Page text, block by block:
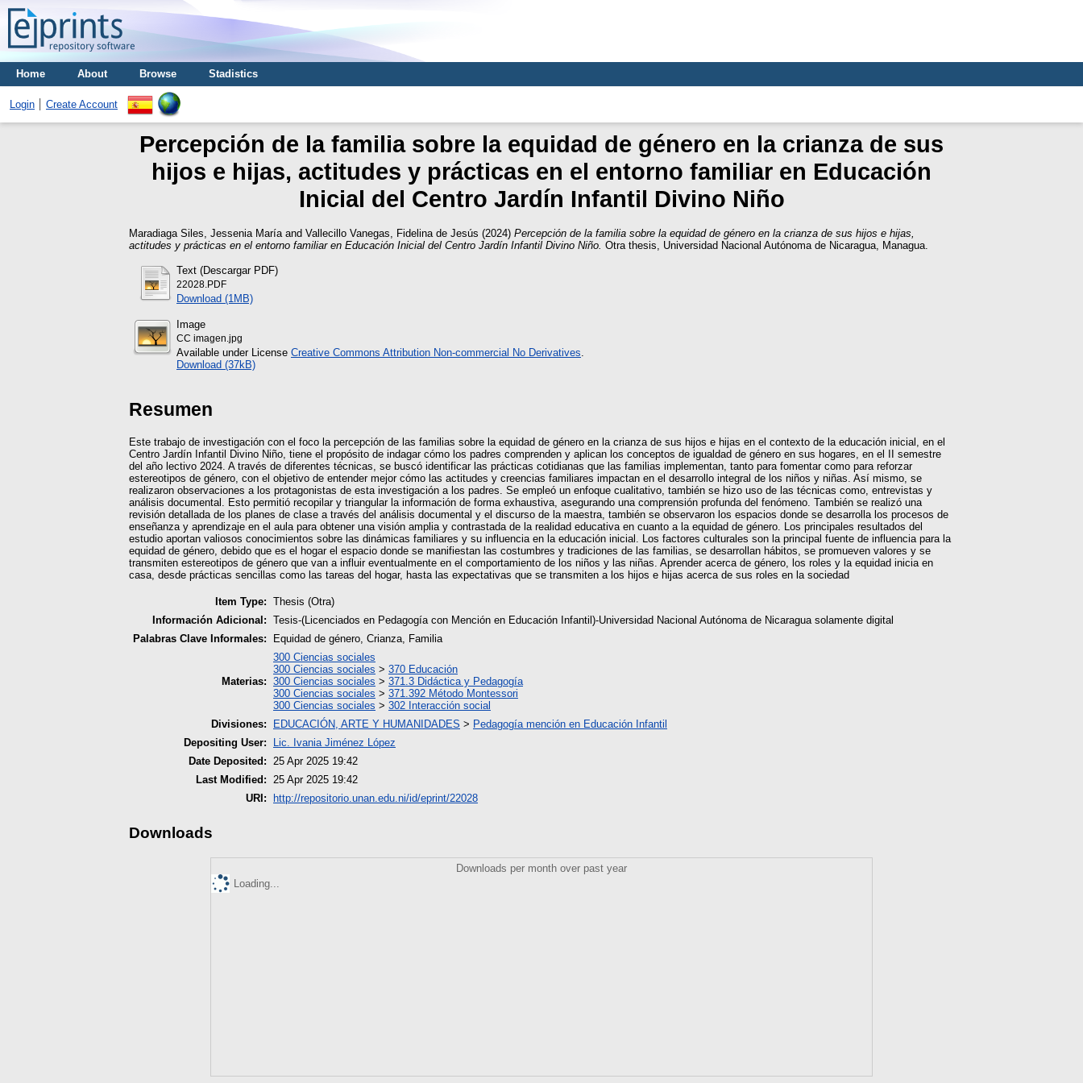
Home About Browse Stadistics
Login Create Account
Percepción de la familia sobre la equidad de género en la crianza de sus
hijos e hijas, actitudes y prácticas en el entorno familiar en Educación
Inicial del Centro Jardín Infantil Divino Niño
Maradiaga Siles, Jessenia María and Vallecillo Vanegas, Fidelina de Jesús (2024) Percepción de la familia sobre la equidad de género en la crianza de sus hijos e hijas,
actitudes y prácticas en el entorno familiar en Educación Inicial del Centro Jardín Infantil Divino Niño. Otra thesis, Universidad Nacional Autónoma de Nicaragua, Managua.
Text (Descargar PDF)
22028.PDF
Download (1MB)
Image
CC imagen.jpg
Available under License Creative Commons Attribution Non-commercial No Derivatives
Download (37kB)
Resumen
Este trabajo de investigación con el foco la percepción de las familias sobre la equidad de género en la crianza de sus hijos e hijas en el contexto de la educación inicial, en el
Centro Jardín Infantil Divino Niño, tiene el propósito de indagar cómo los padres comprenden y aplican los conceptos de igualdad de género en sus hogares, en el II semestre
del año lectivo 2024. A través de diferentes técnicas, se buscó identificar las prácticas cotidianas que las familias implementan, tanto para fomentar como para reforzar
estereotipos de género, con el objetivo de entender mejor cómo las actitudes y creencias familiares impactan en el desarrollo integral de los niños y niñas. Así mismo, se
realizaron observaciones a los protagonistas de esta investigación a los padres. Se empleó un enfoque cualitativo, también se hizo uso de las técnicas como, entrevistas y
análisis documental. Esto permitió recopilar y triangular la información de forma exhaustiva, asegurando una comprensión profunda del fenómeno. También se realizó una
revisión detallada de los planes de clase a través del análisis documental y el discurso de la maestra, también se observaron los espacios donde se desarrolla los procesos de
enseñanza y aprendizaje en el aula para obtener una visión amplia y contrastada de la realidad educativa en cuanto a la equidad de género. Los principales resultados del
estudio aportan valiosos conocimientos sobre las dinámicas familiares y su influencia en la educación inicial. Los factores culturales son la principal fuente de influencia para la
equidad de género, debido que es el hogar el espacio donde se manifiestan las costumbres y tradiciones de las familias, se desarrollan hábitos, se promueven valores y se
transmiten estereotipos de género que van a influir eventualmente en el comportamiento de los niños y las niñas. Aprender acerca de género, los roles y la equidad inicia en
casa, desde prácticas sencillas como las tareas del hogar, hasta las expectativas que se transmiten a los hijos e hijas acerca de sus roles en la sociedad
Item Type: Thesis (Otra)
Información Adicional: Tesis-(Licenciados en Pedagogía con Mención en Educación Infantil)-Universidad Nacional Autónoma de Nicaragua solamente digital
Palabras Clave Informales:
Equidad de género, Crianza, Familia
Materias:
300 Ciencias sociales
300 Ciencias sociales > 370 Educación
300 Ciencias sociales > 371.3 Didáctica y Pedagogía
300 Ciencias sociales > 371.392 Método Montessori
300 Ciencias sociales > 302 Interacción social
Divisiones:
EDUCACIÓN, ARTE Y HUMANIDADES > Pedagogía mención en Educación Infantil
Depositing User:
Lic. Ivania Jiménez López
Date Deposited:
25 Apr 2025 19:42
Last Modified:
25 Apr 2025 19:42
URI:
http://repositorio.unan.edu.ni/id/eprint/22028
Downloads
Downloads per month over past year
Loading...